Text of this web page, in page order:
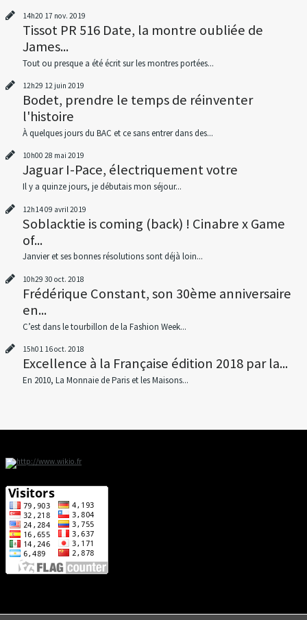
14h20 17 nov. 2019
Tissot PR 516 Date, la montre oubliée de
James...
Tout ou presque a été écrit sur les montres portées...
12h29 12 juin 2019
Bodet, prendre le temps de réinventer
l'histoire
À quelques jours du BAC et ce sans entrer dans des...
10h00 28 mai 2019
Jaguar I-Pace, électriquement votre
Il y a quinze jours, je débutais mon séjour...
12h1409 avril 2019
Soblacktie is coming (back) ! Cinabre x Game
of...
Janvier et ses bonnes résolutions sont déjà loin...
10h29 30 oct. 2018
Frédérique Constant, son 30ème anniversaire
en...
C’est dans le tourbillon de la Fashion Week...
15h01 16oct. 2018
Excellence à la Française édition 2018 par la...
En 2010, La Monnaie de Paris et les Maisons...